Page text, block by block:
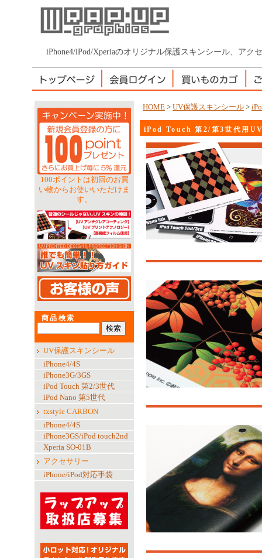
iPhone4/iPod/Xperiaのオリジナル保護スキンシール、アク
100ポイントは初回のお買
い物からお使いいただけま
す。
商品検索
UV保護スキンシール
iPhone4/4S
iPhone3G/3GS
iPod Touch 第2/3世代
iPod Nano 第5世代
txstyle CARBON
iPhone4/4S
iPhone3GS/iPod touch2nd
Xperia SO-01B
アクセサリー
iPhone/iPod対応手袋
HOME > UV保護スキンシール >
iPod Touch 第2/第3世代用